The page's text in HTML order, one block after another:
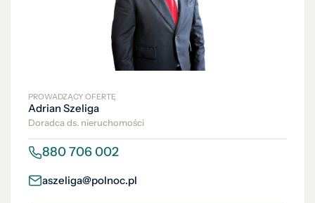
PROWADZĄCY OFERTĘ
Adrian Szeliga
Doradca ds. nieruchomości
880 706 002
aszeliga@polnoc.pl